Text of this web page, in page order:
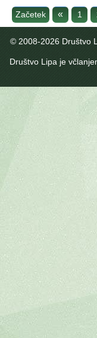
Začetek « 1
© 2008-2026 Društvo
Društvo Lipa je